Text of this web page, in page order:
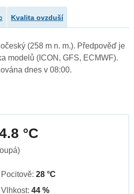
Kvalita ovzduší
(258 m n. m.). Předpověď je
modelů (ICON, GFS, ECMWF).
dnes v 08:00.
°C
Pocitově: 28 °C
Vlhkost: 44 %